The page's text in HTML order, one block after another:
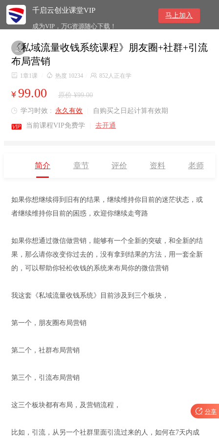
千启云创业课堂VIP
成为VIP，万G资源随心下载！
马上加入

《私域流量收钱系统课程》朋友圈+社群+引流
布局营销
 1章1课  热度 10234  852人正在学
¥ 99.00 原价 ¥99.00
 学习时效 : 永久有效 自购买之日起计算有效期
 当前课程VIP免费学 去开通
简介 章节 评价 资料 老师
如果你想继续得到旧有的结果，继续维持你目前的迷茫状态，或
者继续维持你目前的困惑，欢迎你继续走弯路
如果你想通过微信做营销，能够有一个全新的突破，和全新的结
果，那么请你改变你过去的，没有拿到结果的方法，用一套全新
的，可以帮助你轻松收钱的系统来布局你的微信营销
我这套《私域流量收钱系统》目前涉及到三个板块，
第一个，朋友圈布局营销
第二个，社群布局营销
第三个，引流布局营销
这三个板块都有布局，及营销流程，
比如，引流，从另一个社群里面引流过来的人，如何在7天内成
 分享